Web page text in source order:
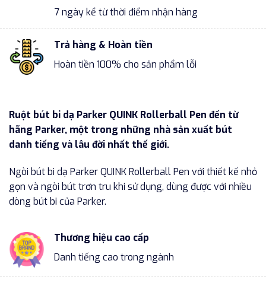
7 ngày kể từ thời điểm nhận hàng
Trả hàng & Hoàn tiền
Hoàn tiền 100% cho sản phẩm lỗi
Ruột bút bi dạ Parker QUINK Rollerball Pen đến từ
hãng Parker, một trong những nhà sản xuất bút
danh tiếng và lâu đời nhất thế giới.
Ngòi bút bi dạ Parker QUINK Rollerball Pen với thiết kế nhỏ
gọn và ngòi bút trơn tru khi sử dụng, dùng được với nhiều
dòng bút bi của Parker.
Thương hiệu cao cấp
Danh tiếng cao trong ngành